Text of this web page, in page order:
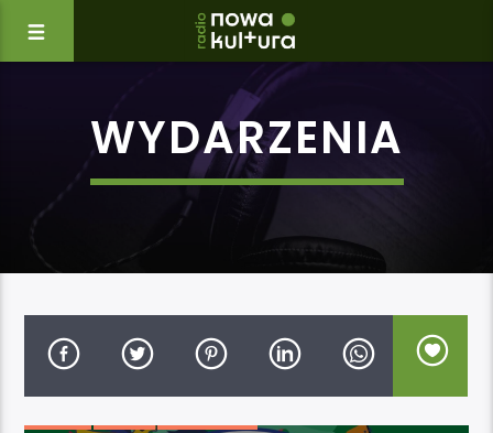
WYDARZENIA